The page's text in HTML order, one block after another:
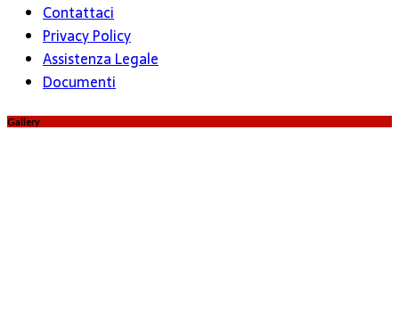
Contattaci
Privacy Policy
Assistenza Legale
Documenti
Gallery